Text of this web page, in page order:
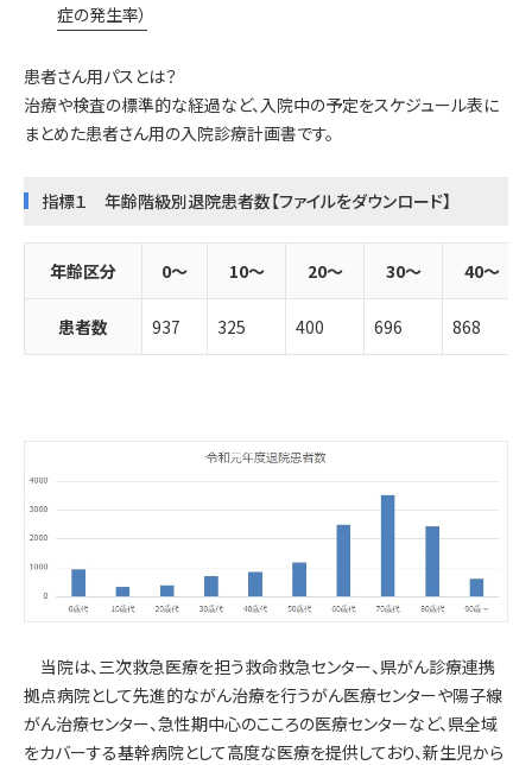
症の発生率）
患者さん用パスとは？
治療や検査の標準的な経過など、入院中の予定をスケジュール表に
まとめた患者さん用の入院診療計画書です。
指標１ 年齢階級別退院患者数【ファイルをダウンロード】
年齢区分 0～ 10～ 20～ 30～ 40～
患者数 937 325 400 696 868
当院は、三次救急医療を担う救命救急センター、県がん診療連携
拠点病院として先進的ながん治療を行うがん医療センターや陽子線
がん治療センター、急性期中心のこころの医療センターなど、県全域
をカバーする基幹病院として高度な医療を提供しており、新生児から